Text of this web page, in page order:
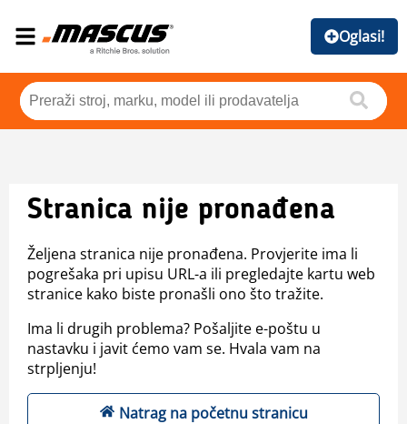
Oglasi!
Stranica nije pronađena
Željena stranica nije pronađena. Provjerite ima li
pogrešaka pri upisu URL-a ili pregledajte kartu web
stranice kako biste pronašli ono što tražite.
Ima li drugih problema? Pošaljite e-poštu u
nastavku i javit ćemo vam se. Hvala vam na
strpljenju!
Natrag na početnu stranicu